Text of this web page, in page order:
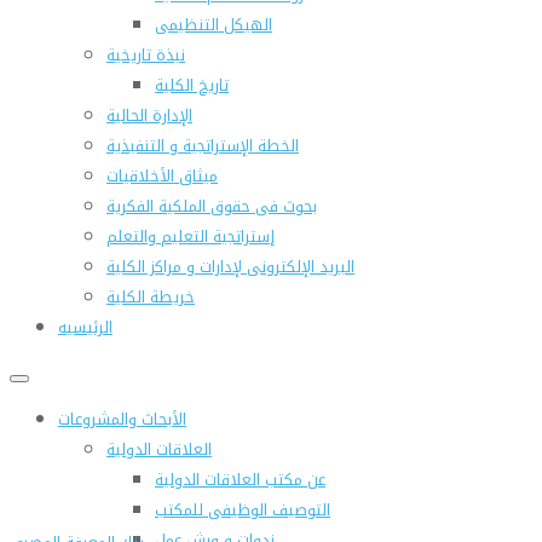
الهيكل التنظيمى
نبذة تاريخية
تاريخ الكلية
الإدارة الحالية
الخطة الإستراتجية و التنفيذية
ميثاق الأخلاقيات
بحوث فى حقوق الملكية الفكرية
إستراتجية التعليم والتعلم
البريد الإلكترونى لإدارات و مراكز الكلية
خريطة الكلية
الرئيسيه
الأبحاث والمشروعات
العلاقات الدولية
عن مكتب العلاقات الدولية
التوصيف الوظيفى للمكتب